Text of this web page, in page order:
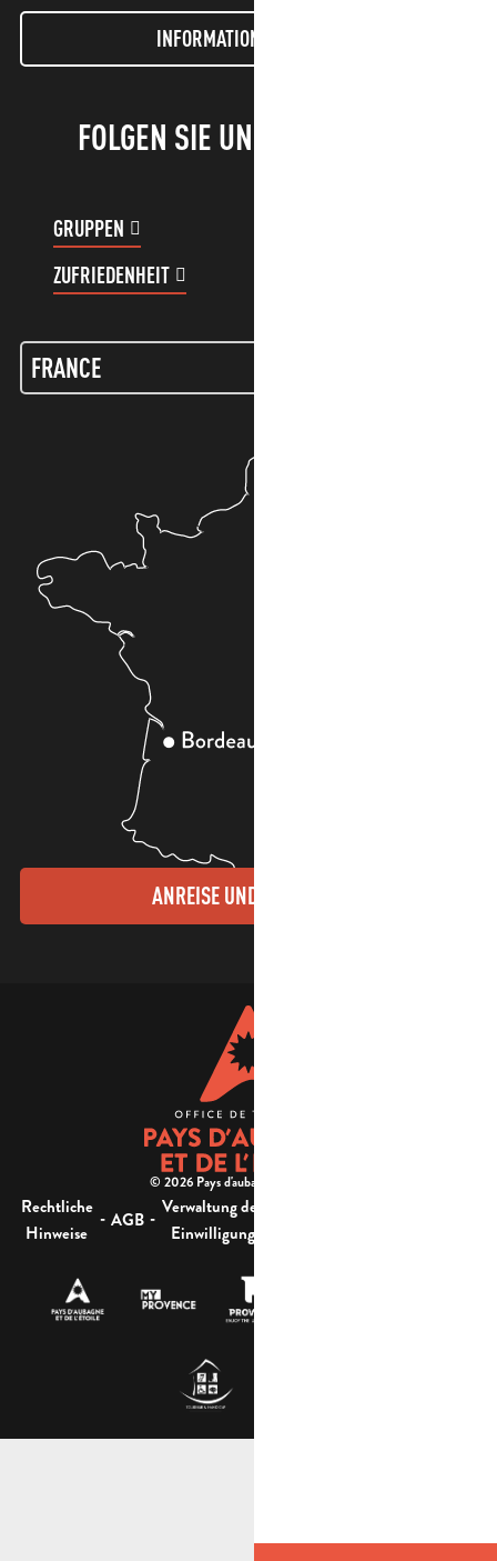
INFORMATIONEN LETTER
FOLGEN SIE UNS!
GRUPPEN
ZUFRIEDENHEIT
ANREISE UND KONTAKTE
© 2026 Pays d'aubagne et de l'étoile -
Rechtliche
Hinweise
- AGB - Verwaltung der
Einwilligung